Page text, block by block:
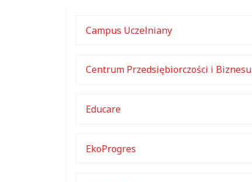
Campus Uczelniany
Centrum Przedsiębiorczości i Biznesu
Educare
EkoProgres